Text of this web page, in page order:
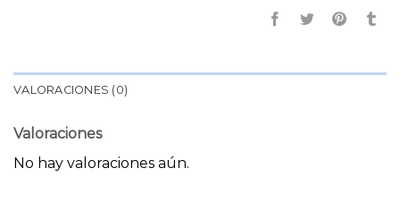
VALORACIONES (0)
Valoraciones
No hay valoraciones aún.